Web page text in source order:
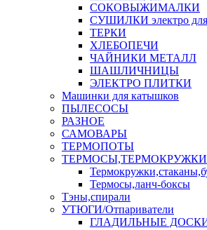
СОКОВЫЖИМАЛКИ
СУШИЛКИ электро для
ТЕРКИ
ХЛЕБОПЕЧИ
ЧАЙНИКИ МЕТАЛЛ
ШАШЛИЧНИЦЫ
ЭЛЕКТРО ПЛИТКИ
Машинки для катышков
ПЫЛЕСОСЫ
РАЗНОЕ
САМОВАРЫ
ТЕРМОПОТЫ
ТЕРМОСЫ,ТЕРМОКРУЖКИ
Термосы,ланч-боксы
Тэны,спирали
УТЮГИ/Отпариватели
ГЛАДИЛЬНЫЕ